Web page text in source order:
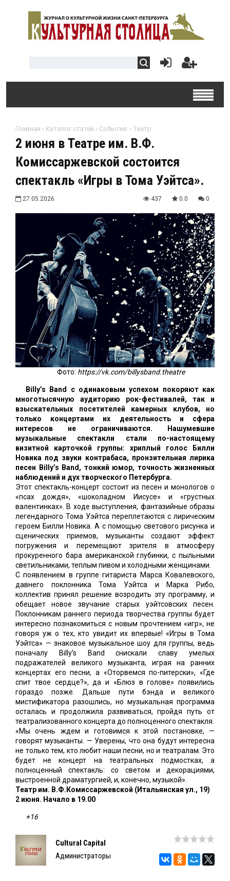
Главная › Каталог статей › События. › Театр
2 июня в Театре им. В.Ф.
Комиссаржевской состоится
спектакль «Игры в Тома Уэйтса».
27.05.2026 437 0.0 0
Фото: https://vk.com/billysband.theatre
Billy’s Band с одинаковым успехом покоряют как
многотысячную аудиторию рок-фестивалей, так и
взыскательных посетителей камерных клубов, но
только концертами их деятельность и сфера
интересов не ограничиваются. Нашумевшие
музыкальные спектакли стали по-настоящему
визитной карточкой группы: хриплый голос Билли
Новика под звуки контрабаса, пронзительная лирика
песен Billy’s Band, тонкий юмор, точность жизненных
наблюдений и дух творческого Петербурга.
Этот спектакль-концерт состоит из песен и монологов о
«псах дождя», «шоколадном Иисусе» и «грустных
валентинках». В ходе выступления, фантазийные образы
легендарного Тома Уэйтса переплетаются с лирическим
героем Билли Новика. А с помощью светового рисунка и
сценических приемов, музыканты создают эффект
погружения и перемещают зрителя в атмосферу
прокуренного бара американской глубинки, с пыльными
светильниками, теплым пивом и холодными женщинами.
С появлением в группе гитариста Марса Ковалевского,
давнего поклонника Тома Уэйтса и Марка Рибо,
коллектив принял решение возродить эту программу, и
обещает новое звучание старых уэйтсовских песен.
Поклонникам раннего периода творчества группы будет
интересно познакомиться с новым прочтением «игр», не
говоря уж о тех, кто увидит их впервые! «Игры в Тома
Уэйтса» — знаковое музыкальное шоу для группы, ведь
поначалу Billy’s Band снискали славу умелых
подражателей великого музыканта, играя на ранних
концертах его песни, а «Оторвемся по-питерски», «Где
спит твое сердце?», да и «Блюз в голове» появились
гораздо позже. Дальше пути бэнда и великого
мистификатора разошлись, но музыкальная программа
осталась и продолжила развиваться, пройдя путь от
театрализованного концерта до полноценного спектакля.
«Мы очень ждем и готовимся к этой постановке, —
говорят музыканты. — Уверены, что она будут интересна
не только тем, кто любит наши песни, но и театралам. Это
будет не концерт на театральных подмостках, а
полноценный спектакль: со светом и декорациями,
выстроенной драматургией, и, конечно, музыкой».
Театр им. В.Ф.Комиссаржевской (Итальянская ул., 19)
2 июня. Начало в 19.00
+16
Cultural Capital
Администраторы